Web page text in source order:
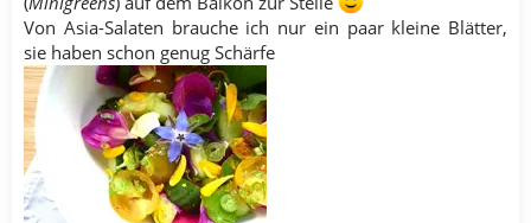
Von Asia-Salaten brauche ich nur ein paar kleine Blätter,
sie haben schon genug Schärfe